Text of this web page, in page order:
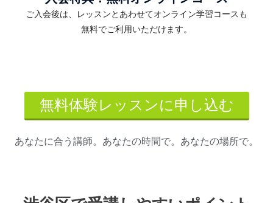
ご入会後は、レッスンとあわせてオンライン学習コースも
無料でご利用いただけます。
無料体験レッスンに申し込む
あなたに合う講師。あなたの時間で。あなたの場所で。